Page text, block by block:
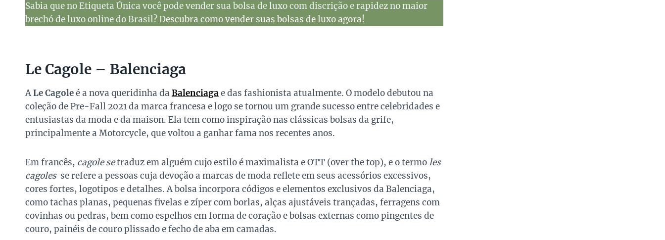
Sabia que no Etiqueta Única você pode vender sua bolsa de luxo com discrição e rapidez no maior
brechó de luxo online do Brasil?Descubra como vender suas bolsas de luxo agora!
Le Cagole – Balenciaga
ALe Cagoleé a nova queridinha da Balenciagae das fashionista atualmente. O modelo debutou na
coleção de Pre-Fall 2021 da marca francesa e logo se tornou um grande sucesso entre celebridades e
entusiastas da moda e da maison. Ela tem como inspiração nas clássicas bolsas da grife,
principalmente a Motorcycle, que voltou a ganhar fama nos recentes anos.
Em francês, cagole setraduz em alguém cujo estilo é maximalista e OTT (over the top), e o termoles
cagoles se refere a pessoas cuja devoção a marcas de moda reflete em seus acessórios excessivos,
cores fortes, logotipos e detalhes. A bolsa incorpora códigos e elementos exclusivos da Balenciaga,
como tachas planas, pequenas fivelas e zíper com borlas, alças ajustáveis ​​trançadas, ferragens com
covinhas ou pedras, bem como espelhos em forma de coração e bolsas externas como pingentes de
couro, painéis de couro plissado e fecho de aba em camadas.